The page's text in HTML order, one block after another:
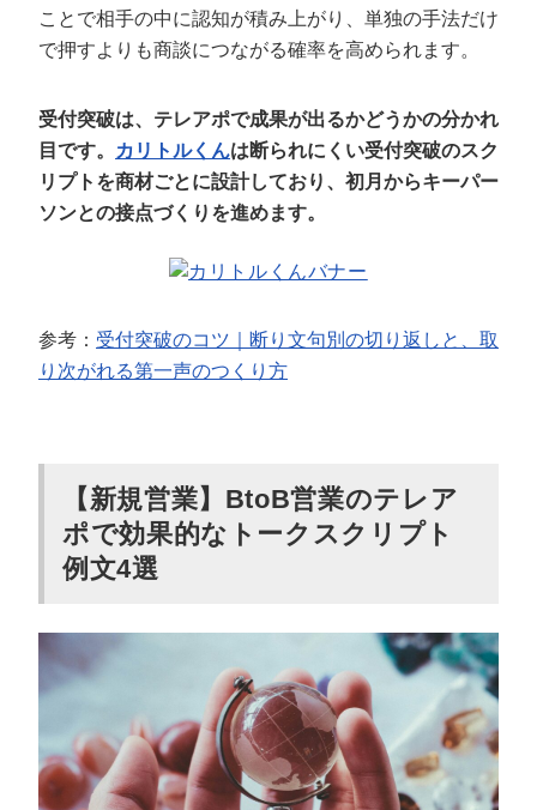
プロに無料相談をする
StockSun株式会社
〒160-0023 東京都新宿区西新宿3丁目8番3号 新
都心丸善ビル7階
プライバシーポリシー
ことで相手の中に認知が積み上がり、単独の手法だけ
で押すよりも商談につながる確率を高められます。
受付突破は、テレアポで成果が出るかどうかの分かれ
目です。
カリトルくんは断られにくい受付突破のスク
リプトを商材ごとに設計しており、初月からキーパー
ソンとの接点づくりを進めます。
参考： 受付突破のコツ｜断り文句別の切り返しと、取
り次がれる第一声のつくり方
【新規営業】BtoB営業のテレア
ポで効果的なトークスクリプト
例文4選